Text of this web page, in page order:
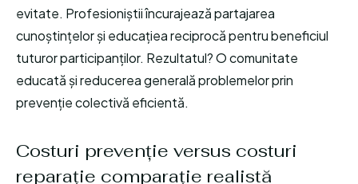
evitate. Profesioniștii încurajează partajarea
cunoștințelor și educațiea reciprocă pentru beneficiul
tuturor participanților. Rezultatul? O comunitate
educată și reducerea generală problemelor prin
prevenție colectivă eficientă.
Costuri prevenție versus costuri
reparație comparație realistă